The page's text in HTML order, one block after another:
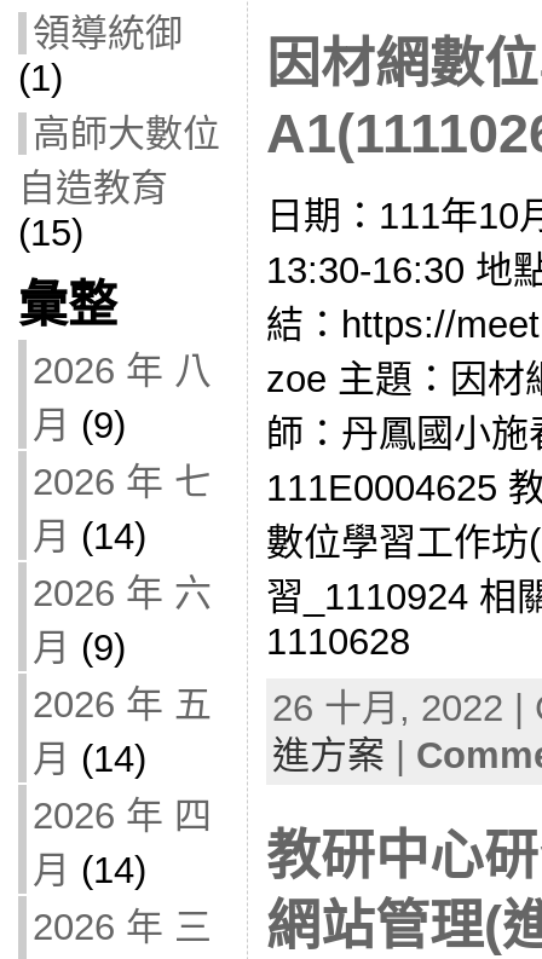
領導統御
(1)
高師大數位
自造教育
(15)
彙整
2026 年 八
月 (9)
2026 年 七
月 (14)
2026 年 六
月 (9)
2026 年 五
月 (14)
2026 年 四
月 (14)
2026 年 三
因材網數
日期：111年10
13:30-16:30 地
結：https://
zoe 主題：因材
師：丹鳳國小
111E0004625
數位學習工作
習_1110924 相
1110628
26 十月, 2022
進方案
教研中心
網站管理(